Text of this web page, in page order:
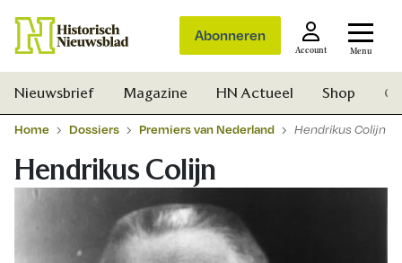
Abonneren
Account Menu
Nieuwsbrief Magazine HN Actueel Shop
Home Dossiers Premiers van Nederland Hendrikus Colijn
Hendrikus Colijn